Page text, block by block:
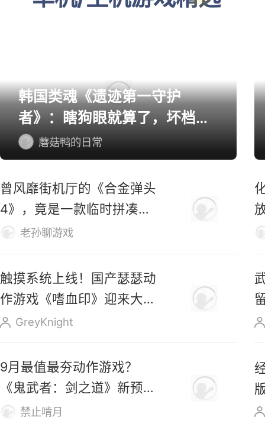
韩国类魂《遗迹第一守护
者》：瞎狗眼就算了，坏档算
怎么个事！
蘑菇鸭的日常
曾风靡街机厅的《合金弹头
4》，竟是一款临时拼凑的
游戏？老孙聊游戏
触摸系统上线！国产瑟瑟动
作游戏《嗜血印》迎来大更
新 GreyKnight
9月最值最夯动作游戏？
《鬼武者：剑之道》新预告
发布！禁止啃月